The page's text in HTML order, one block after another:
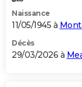
Dictionnaire
Biographies
Citations
Expressions
Proverbes
PROGRAMME TV
S'inscrire
Se connecter
Lycées
Collèges
Primaires
Universités
Entreprises
Service militaire
Avis de recherche
AVIS DE DÉCÈS
Naissance
11/05/1945 à
Décès
29/03/2026 à